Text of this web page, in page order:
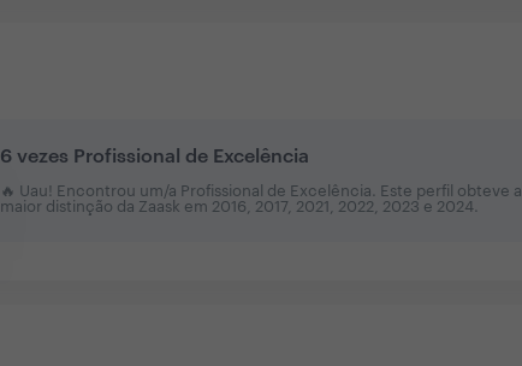
6 vezes Profissional de Excelência
🔥 Uau! Encontrou um/a Profissional de Excelência. Este perfil obteve a
maior distinção da Zaask em 2016, 2017, 2021, 2022, 2023 e 2024